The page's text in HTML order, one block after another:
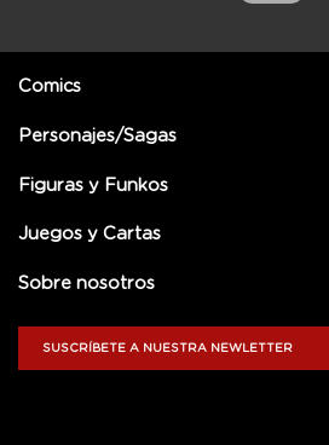
Comics
Personajes/Sagas
Figuras y Funkos
Juegos y Cartas
Sobre nosotros
SUSCRÍBETE A NUESTRA NEWLETTER